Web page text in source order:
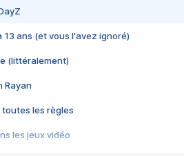
13 ans (et vous l'avez ignoré)
(littéralement)
Rayan
toutes les règles
les jeux vidéo